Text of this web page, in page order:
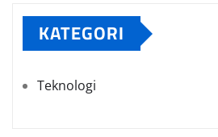
KATEGORI
Teknologi